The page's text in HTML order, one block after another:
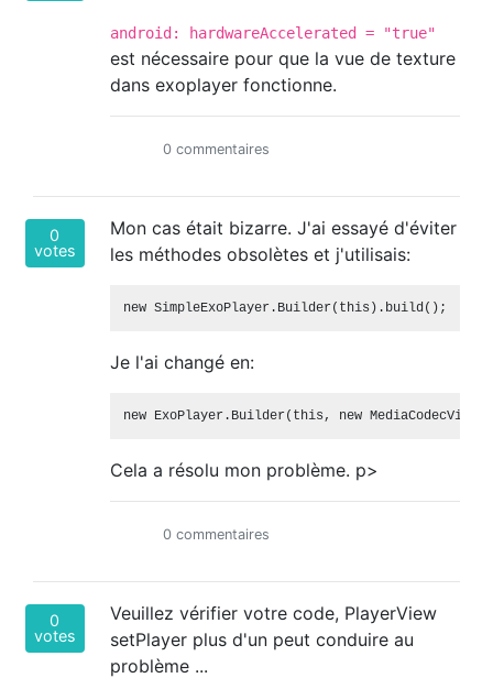
android: hardwareAccelerated = "true"
est nécessaire pour que la vue de texture
dans exoplayer fonctionne.
0 commentaires
0
votes
Mon cas était bizarre. J'ai essayé d'éviter
les méthodes obsolètes et j'utilisais:
Je l'ai changé en:
Cela a résolu mon problème. p>
0 commentaires
0
votes
Veuillez vérifier votre code, PlayerView
setPlayer plus d'un peut conduire au
problème ...